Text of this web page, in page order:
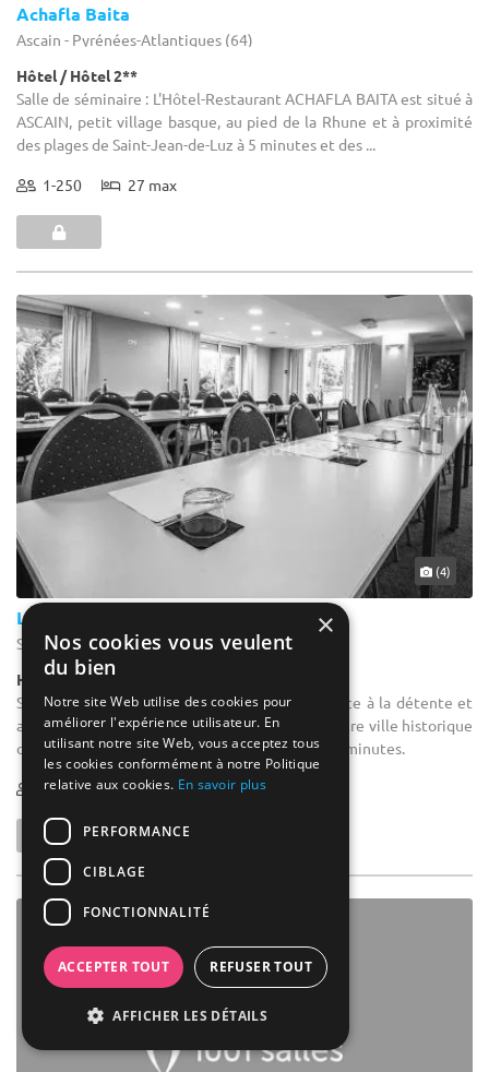
Achafla Baita
Ascain - Pyrénées-Atlantiques (64)
Hôtel / Hôtel 2**
Salle de séminaire : L'Hôtel-Restaurant ACHAFLA BAITA est situé à
ASCAIN, petit village basque, au pied de la Rhune et à proximité
des plages de Saint-Jean-de-Luz à 5 minutes et des ...
1-250 27 max
(4)
La Réserve
Saint-Jean-de-Luz - Pyrénées-Atlantiques (64)
Hôtel / Hôtel 4****
Salle de séminaire : Un site exceptionnel propice à la détente et
au repos tonique. A découvrir, le charme du centre ville historique
ou la très agréable rue piétonne historique à 15 minutes.
1-60 170 max
×
Nos cookies vous veulent
du bien
Notre site Web utilise des cookies pour
améliorer l'expérience utilisateur. En
utilisant notre site Web, vous acceptez tous
les cookies conformément à notre Politique
relative aux cookies. En savoir plus
PERFORMANCE
CIBLAGE
FONCTIONNALITÉ
ACCEPTER TOUT REFUSER TOUT
AFFICHER LES DÉTAILS